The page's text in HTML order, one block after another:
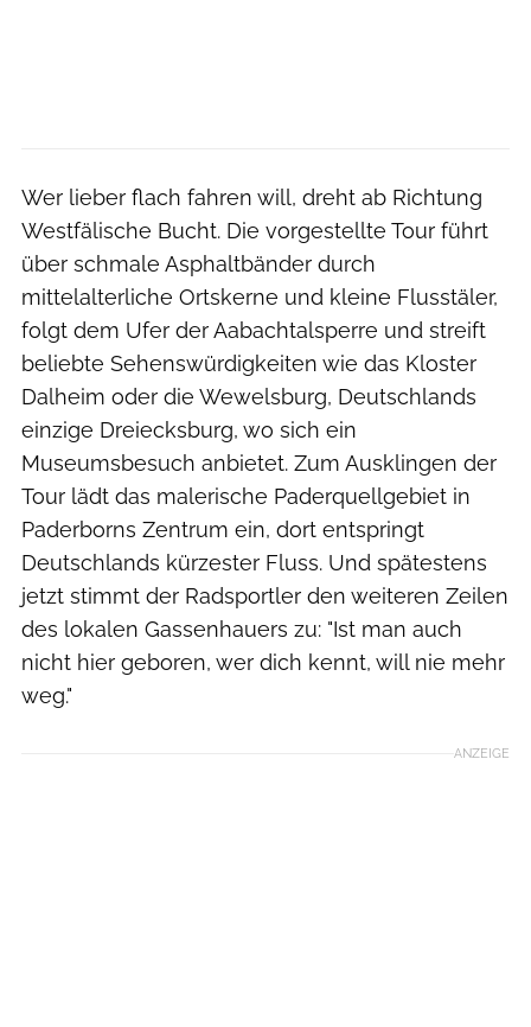
Wer lieber flach fahren will, dreht ab Richtung
Westfälische Bucht. Die vorgestellte Tour führt
über schmale Asphaltbänder durch
mittelalterliche Ortskerne und kleine Flusstäler,
folgt dem Ufer der Aabachtalsperre und streift
beliebte Sehenswürdigkeiten wie das Kloster
Dalheim oder die Wewelsburg, Deutschlands
einzige Dreiecksburg, wo sich ein
Museumsbesuch anbietet. Zum Ausklingen der
Tour lädt das malerische Paderquellgebiet in
Paderborns Zentrum ein, dort entspringt
Deutschlands kürzester Fluss. Und spätestens
jetzt stimmt der Radsportler den weiteren Zeilen
des lokalen Gassenhauers zu: "Ist man auch
nicht hier geboren, wer dich kennt, will nie mehr
weg."
ANZEIGE